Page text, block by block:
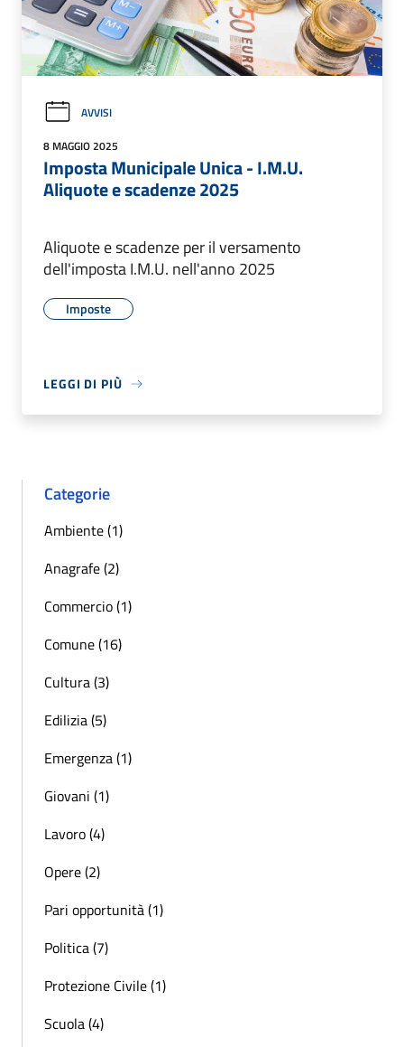
AVVISI
8 MAGGIO 2025
Imposta Municipale Unica - I.M.U.
Aliquote e scadenze 2025
Aliquote e scadenze per il versamento
dell'imposta I.M.U. nell'anno 2025
Imposte
LEGGI DI PIÙ
Categorie
Ambiente (1)
Anagrafe (2)
Commercio (1)
Comune (16)
Cultura (3)
Edilizia (5)
Emergenza (1)
Giovani (1)
Lavoro (4)
Opere (2)
Pari opportunità (1)
Politica (7)
Protezione Civile (1)
Scuola (4)